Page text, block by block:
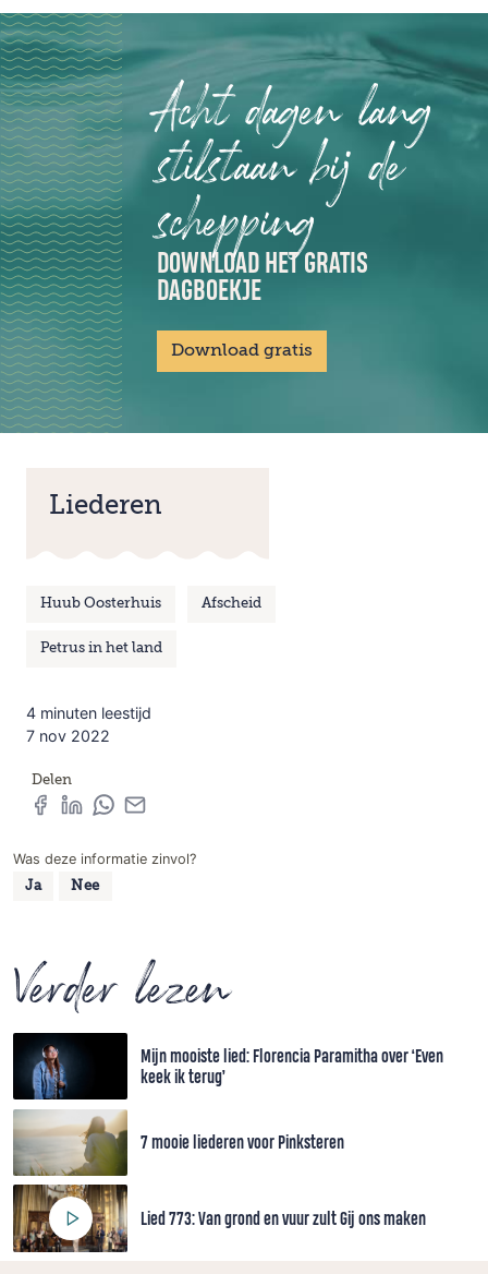
Acht dagen lang
stilstaan bij de
schepping
DOWNLOAD HET GRATIS
DAGBOEKJE
Download gratis
Liederen
Huub Oosterhuis Afscheid
Petrus in het land
4 minuten leestijd
7 nov 2022
Delen
Was deze informatie zinvol?
Ja Nee
Verder lezen
Mijn mooiste lied: Florencia Paramitha over ‘Even
keek ik terug’
7 mooie liederen voor Pinksteren
Lied 773: Van grond en vuur zult Gij ons maken